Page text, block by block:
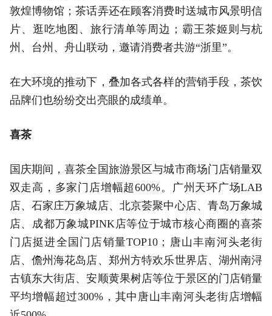
敦煌博物馆；茶话弄还在顾客消费时送城市风景明信
片、逛吃地图、旅行清单等周边；霸王茶姬则与杭
州、台州、舟山联动，邀请消费者共游“浙里”。
在大环境的推动下，叠加各式各样的营销手段，茶饮
品牌们也纷纷交出亮眼的成绩单。
喜茶
国庆期间，喜茶全国旅游景区与城市商场门店销量双
双走高，多家门店增幅超600%。广州天环广场LAB
店、石家庄万象城店、北京荟聚中心店、青岛万象城
店、成都万象城PINK店等位于城市核心商圈的喜茶
门店挺进全国门店销量TOP10；唐山丰南河头老街
店、儋州海花岛店、郑州方特欢乐世界店、湖州南浔
古镇东大街店、安顺黄果树店等位于景区的门店销量
平均增幅超过300%，其中唐山丰南河头老街店增幅